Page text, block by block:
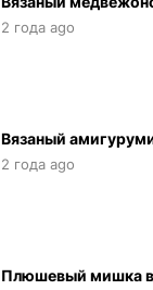
2 года ago
Вязаный
2 года ago
Плюшевый мишка в